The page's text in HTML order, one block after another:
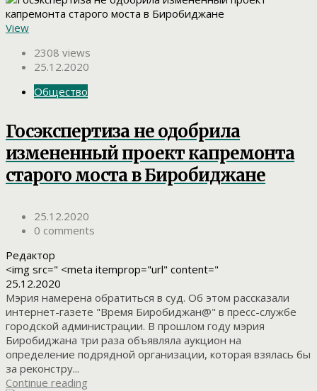
View
2308 views
25.12.2020
Общество
Госэкспертиза не одобрила
измененный проект капремонта
старого моста в Биробиджане
25.12.2020
0 comments
Редактор
<img src=" <meta itemprop="url" content="
25.12.2020
Мэрия намерена обратиться в суд. Об этом рассказали
интернет-газете "Время Биробиджан@" в пресс-службе
городской администрации. В прошлом году мэрия
Биробиджана три раза объявляла аукцион на
определение подрядной организации, которая взялась бы
за реконстру...
Continue reading